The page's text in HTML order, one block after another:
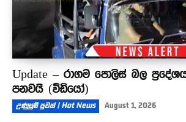
Update – රාගම පොලිස් බල
පනවයි (වීඩියෝ)
උණුසුම් පුවත් | Hot News August 1, 2026